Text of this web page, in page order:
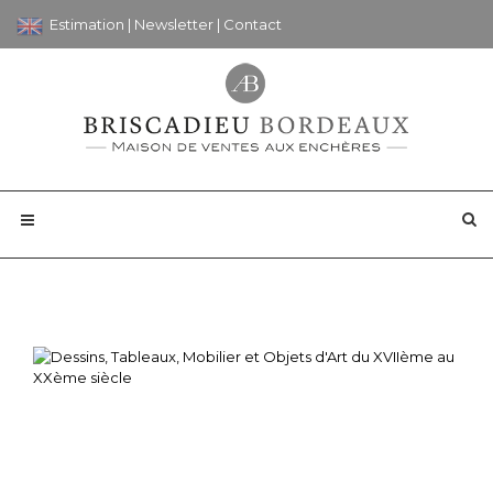
Estimation | Newsletter | Contact